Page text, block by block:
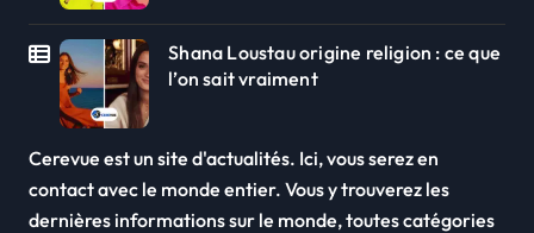
Shana Loustau origine religion : ce que
l’on sait vraiment
Cerevue est un site d'actualités. Ici, vous serez en
contact avec le monde entier. Vous y trouverez les
dernières informations sur le monde, toutes catégories